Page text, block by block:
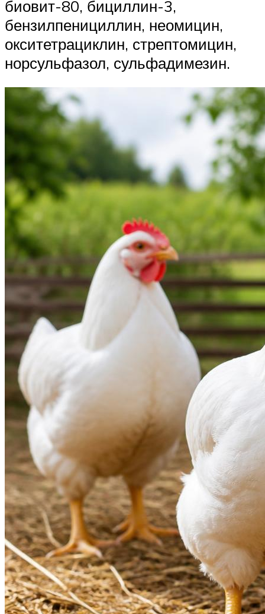
биовит-80, бициллин-3,
бензилпенициллин, неомицин,
окситетрациклин, стрептомицин,
норсульфазол, сульфадимезин.